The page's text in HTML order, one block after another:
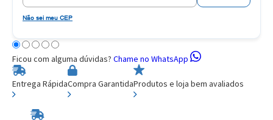
Não sei meu CEP
Ficou com alguma dúvidas? Chame no WhatsApp
Entrega RápidaCompra GarantidaProdutos e loja bem avaliados